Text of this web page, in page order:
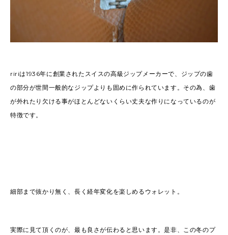
ririは1936年に創業されたスイスの高級ジップメーカーで、ジップの歯
の部分が世間一般的なジップよりも固めに作られています。その為、歯
が外れたり欠ける事がほとんどないくらい丈夫な作りになっているのが
特徴です。
細部まで抜かり無く、長く経年変化を楽しめるウォレット。
実際に見て頂くのが、最も良さが伝わると思います。是非、この冬のプ